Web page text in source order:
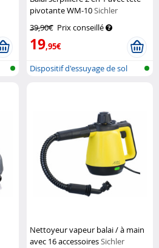
pivotante WM-10Sichler
39,90€ Prix conseillé
19,95€
Dispositif d'essuyage de sol
Nettoyeur vapeur balai / à main
avec 16 accessoiresSichler